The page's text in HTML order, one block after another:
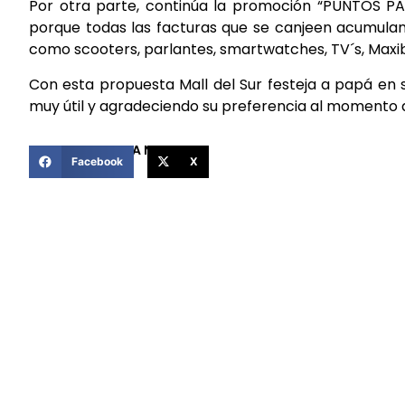
Por otra parte, continúa la promoción “PUNTOS
porque todas las facturas que se canjeen
como scooters, parlantes, smartwatches, TV´s,
Con esta propuesta Mall del Sur festeja a papá
muy útil y agradeciendo su preferencia al momento
COMPARTIR ESTA NOTICIA
Facebook X